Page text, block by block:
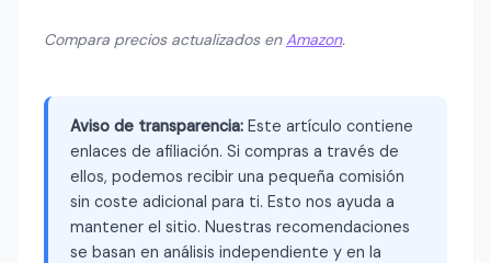
Compara precios actualizados enAmazon.
Aviso de transparencia: Este artículo contiene
enlaces de afiliación. Si compras a través de
ellos, podemos recibir una pequeña comisión
sin coste adicional para ti. Esto nos ayuda a
mantener el sitio. Nuestras recomendaciones
se basan en análisis independiente y en la